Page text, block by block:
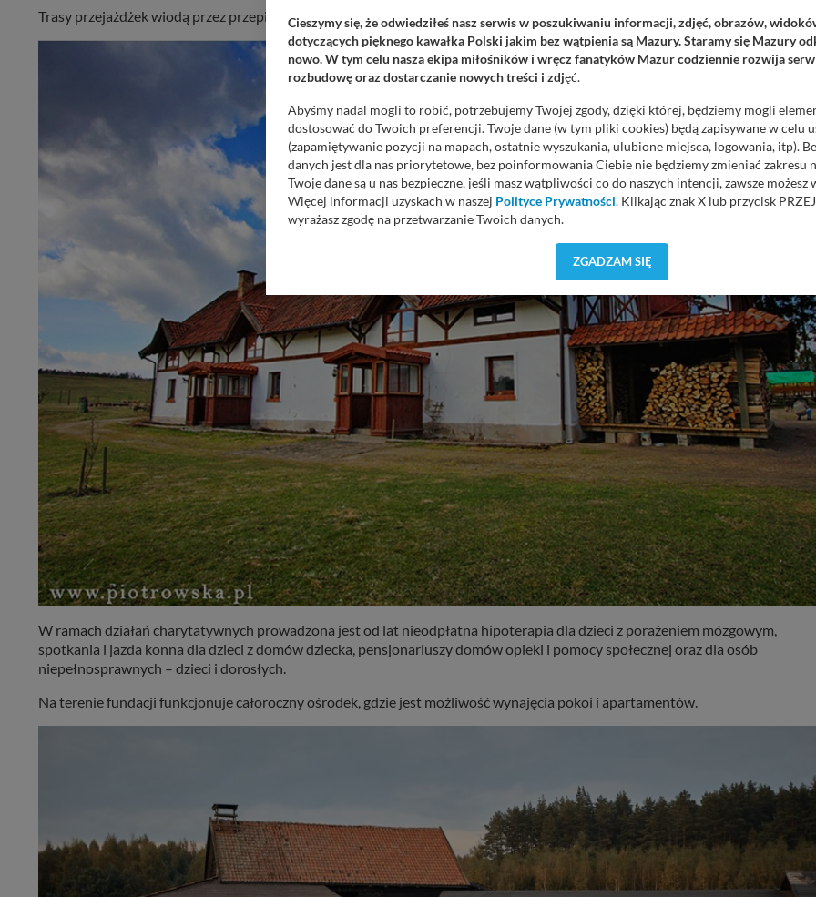
Trasy przejażdżek wiodą przez przepiękną Puszczę Piską oraz wzdłuż jeziora Zyzdrój Wielki.
W ramach działań charytatywnych prowadzona jest od lat nieodpłatna hipoterapia dla dzieci z porażeniem mózgowym,
spotkania i jazda konna dla dzieci z domów dziecka, pensjonariuszy domów opieki i pomocy społecznej oraz dla osób
niepełnosprawnych – dzieci i dorosłych.
Na terenie fundacji funkcjonuje całoroczny ośrodek, gdzie jest możliwość wynajęcia pokoi i apartamentów.
Cieszymy się, że odwiedziłeś nasz serwis w poszukiwaniu informacji, zdjęć, obrazów,
dotyczących pięknego kawałka Polski jakim bez wątpienia są Mazury. Staramy się Mazury
nowo. W tym celu nasza ekipa miłośników i wręcz fanatyków Mazur codziennie rozwija
rozbudowę oraz dostarczanie nowych treści i zdjęć.
Abyśmy nadal mogli to robić, potrzebujemy Twojej zgody, dzięki której, będziemy mogli
dostosować do Twoich preferencji. Twoje dane (w tym pliki cookies) będą zapisywane w celu
(zapamiętywanie pozycji na mapach, ostatnie wyszukania, ulubione miejsca, logowania, itp).
danych jest dla nas priorytetowe, bez poinformowania Ciebie nie będziemy zmieniać zakresu
Twoje dane są u nas bezpieczne, jeśli masz wątpliwości co do naszych intencji, zawsze możesz
Więcej informacji uzyskach w naszej Polityce Prywatności. Klikając znak X lub przycisk
wyrażasz zgodę na przetwarzanie Twoich danych.
Wyjątkiem jest sytuacja, gdy przekazanie Twoich danych jest elementem usługi (przekazanie
zasadach i funkcjonalności serwisu wRegulaminie Serwisu.
Administratorem Twoich danych jest: Agencja Reklamowa Kreacja Monika Borkowska, z
11-500 Giżycko. Możesz z nami skontaktować się za pośrednictwem tej
W każdej chwili możesz: zażądać dostępu do swoich danych, zażądać ich poprawienia lub
przetwarzania. Pamiętaj jednak, że nie zawsze jest możliwe techniczne zrealizowanie Twoich
informacji zawartych w plikach cookies. Twoja przeglądarka umożliwia Ci skasowanie tych
przypadkach nie możemy tego zrobić za Ciebie.
Dziękujemy, i życzmy miłego odkrywania Mazur na nowo...
ZGADZAM SIĘ